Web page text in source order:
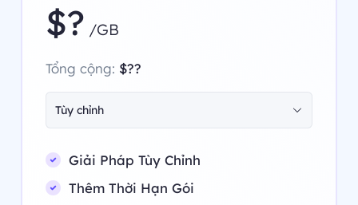
$? /GB
Tổng cộng: $??
Tùy chỉnh
Giải Pháp Tùy Chỉnh
Thêm Thời Hạn Gói